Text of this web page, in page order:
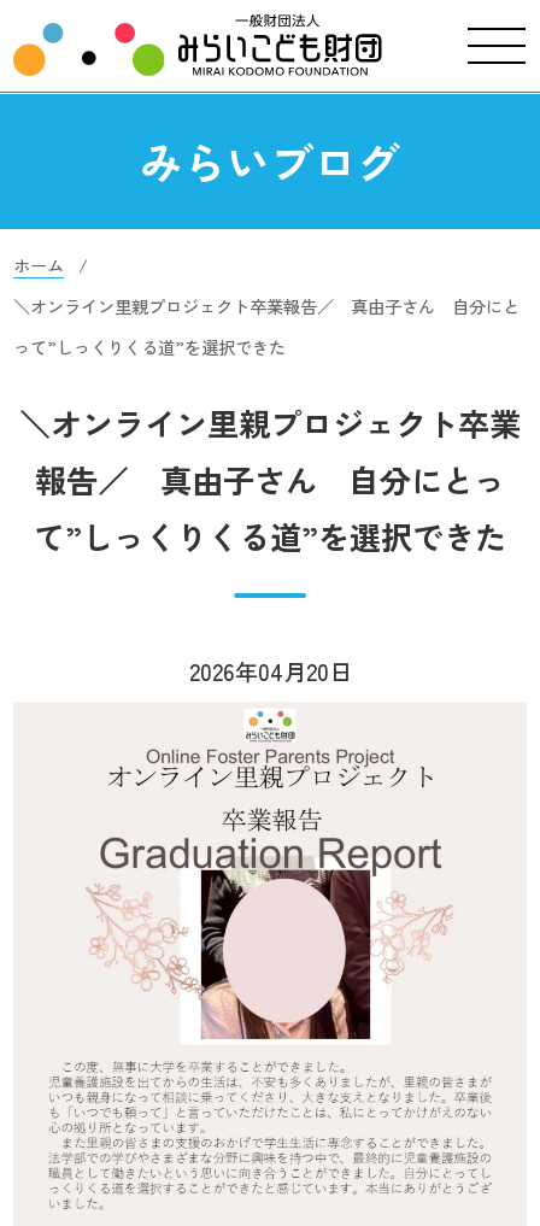
みらいブログ
ホーム
＼オンライン里親プロジェクト卒業報告／ 真由子さん 自分にと
って”しっくりくる道”を選択できた
＼オンライン里親プロジェクト卒業
報告／ 真由子さん 自分にとっ
て”しっくりくる道”を選択できた
2026年04月20日